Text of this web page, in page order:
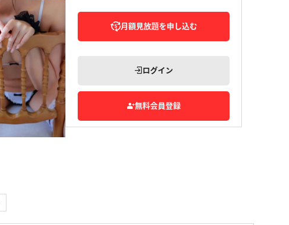
月額見放題を申し込む
ログイン
無料会員登録